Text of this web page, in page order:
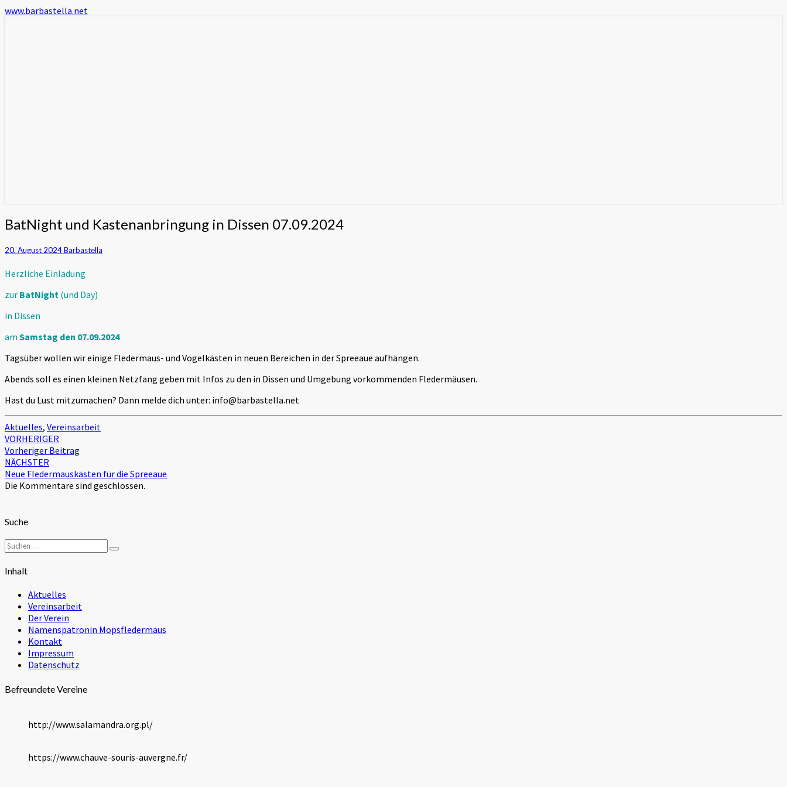
www.barbastella.net
BatNight
und
in
07.09.2024
BatNight und Kastenanbringung in Dissen 07.09.2024
20. August 2024Barbastella
Herzliche Einladung
zur BatNight (und Day)
in Dissen
am Samstag den 07.09.2024
Tagsüber wollen wir einige Fledermaus- und Vogelkästen in neuen Bereichen in der Spreeaue aufhängen.
Abends soll es einen kleinen Netzfang geben mit Infos zu den in Dissen und Umgebung vorkommenden Fledermäusen.
Hast du Lust mitzumachen? Dann melde dich unter: info@barbastella.net
Aktuelles, Vereinsarbeit
Beitragsnavigation
VORHERIGER
Vorheriger Beitrag
NÄCHSTER
Neue Fledermauskästen für die Spreeaue
Die Kommentare sind geschlossen.
Suche
Suchen
nach:
Suchen
Inhalt
Aktuelles
Vereinsarbeit
Der Verein
Namenspatronin Mopsfledermaus
Kontakt
Impressum
Datenschutz
Befreundete Vereine
http://www.salamandra.org.pl/
https://www.chauve-souris-auvergne.fr/